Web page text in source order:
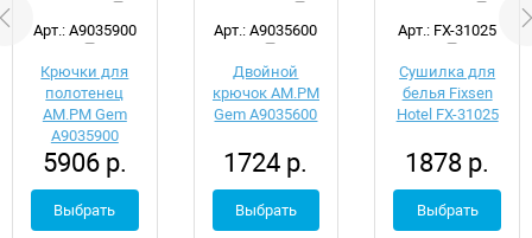
Арт.: A9035900
Крючки для
полотенец
AM.PM Gem
A9035900
5906 р.
Выбрать
Арт.: A9035600
Двойной
крючок AM.PM
Gem A9035600
1724 р.
Выбрать
Арт.: FX-31025
Сушилка для
белья Fixsen
Hotel FX-31025
1878 р.
Выбрать